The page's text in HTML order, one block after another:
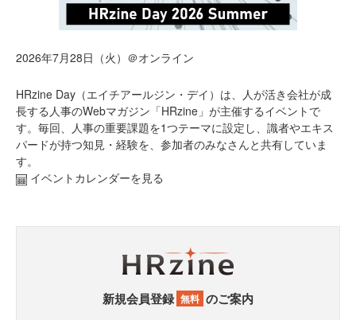
2026年7月28日（火）＠オンライン
HRzine Day（エイチアールジン・デイ）は、人が活き会社が成
長する人事のWebマガジン「HRzine」が主催するイベントで
す。毎回、人事の重要課題を1つテーマに設定し、識者やエキス
パードが持つ知見・経験を、参加者のみなさんと共有していま
す。
イベントカレンダーを見る
新規会員登録 無料 のご案内